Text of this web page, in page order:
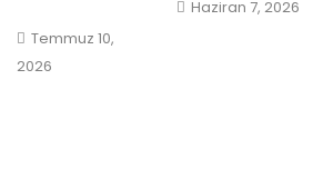
Temmuz 10,
2026
Haziran 7, 2026